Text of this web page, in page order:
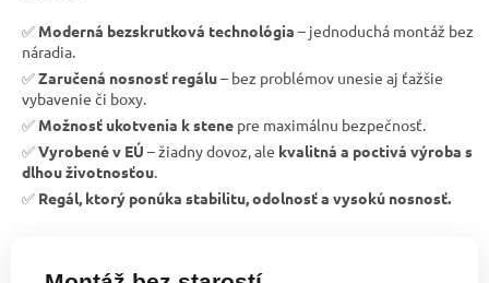
✅ Moderná bezskrutková technológia – jednoduchá montáž bez
náradia.
✅Zaručená nosnosť regálu– bez problémov unesie aj ťažšie
vybavenie či boxy.
✅ Možnosť ukotvenia k stene pre maximálnu bezpečnosť.
✅Vyrobené v EÚ – žiadny dovoz, ale kvalitná a poctivá výroba s
dlhou životnosťou
✅ Regál, ktorý ponúka stabilitu, odolnosť a vysokú nosnosť.